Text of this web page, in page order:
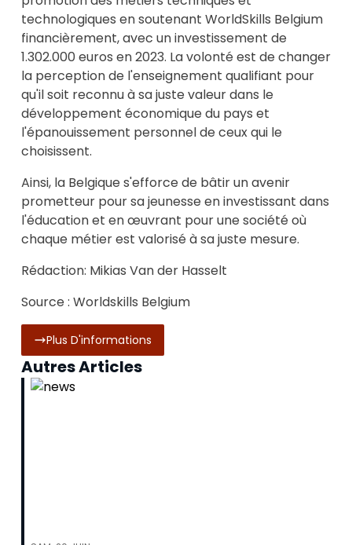
technologiques en soutenant WorldSkills Belgium
financièrement, avec un investissement de
1.302.000 euros en 2023. La volonté est de changer
la perception de l'enseignement qualifiant pour
qu'il soit reconnu à sa juste valeur dans le
développement économique du pays et
l'épanouissement personnel de ceux qui le
choisissent.
Ainsi, la Belgique s'efforce de bâtir un avenir
prometteur pour sa jeunesse en investissant dans
l'éducation et en œuvrant pour une société où
chaque métier est valorisé à sa juste mesure.
Rédaction: Mikias Van der Hasselt
Source : Worldskills Belgium
Plus D'informations
Autres Articles